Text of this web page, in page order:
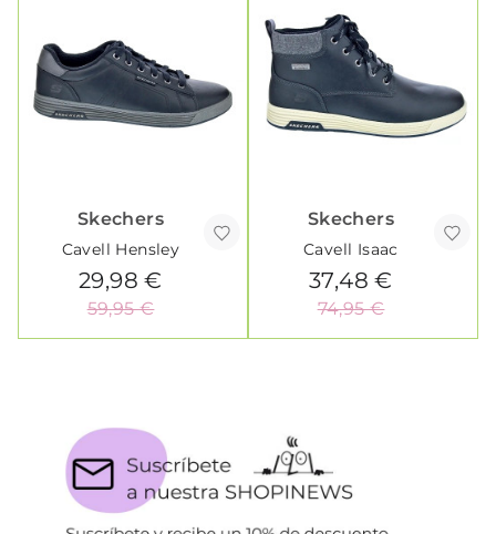
Skechers
Cavell Hensley
29,98 €
59,95 €
Skechers
Cavell Isaac
37,48 €
74,95 €